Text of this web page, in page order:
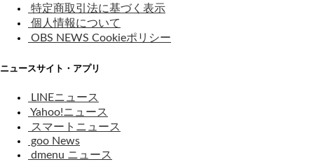
特定商取引法に基づく表示
個人情報について
OBS NEWS Cookieポリシー
ニュースサイト・アプリ
LINEニュース
Yahoo!ニュース
スマートニュース
goo News
dmenu ニュース